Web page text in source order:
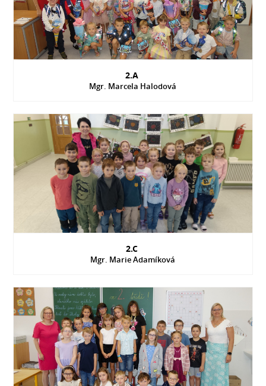
2.A
Mgr. Marcela Halodová
2.C
Mgr. Marie Adamíková